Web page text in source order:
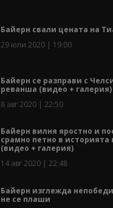
Байерн свали цената на
29 юли 2020 | 19:00
Байерн се разправи с
реванша (видео + галерия)
8 авг 2020 | 22:50
Байерн вилня яростно и
срамно петно в историята
(видео + галерия)
14 авг 2020 | 22:48
Байерн изглежда
не се плаши